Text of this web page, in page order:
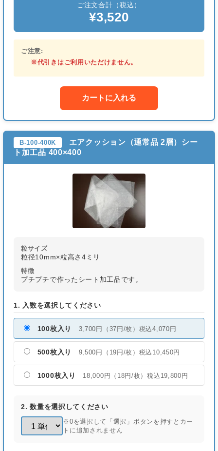
ご注文合計（税込）
¥3,520
ご注意:
※代引きはご利用いただけません。
カートに入れる
B-100-400K
エアクッション（通常品 2層）シー
ト加工品 400×400
粒サイズ
粒径10mm×粒高さ4ミリ
特徴
プチプチで作ったシート加工品です。
1. 入数を選択してください
100枚入り 3,700円（37円/枚）税込4,070円
500枚入り 9,500円（19円/枚）税込10,450円
1000枚入り 18,000円（18円/枚）税込19,800円
2. 数量を選択してください
※0を選択して「選択」ボタンを押すとカー
トに追加されません